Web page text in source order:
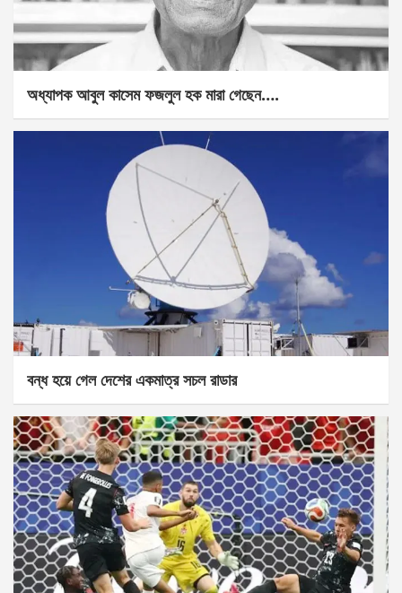
অধ্যাপক আবুল কাসেম ফজলুল হক মারা গেছেন….
বন্ধ হয়ে গেল দেশের একমাত্র সচল রাডার